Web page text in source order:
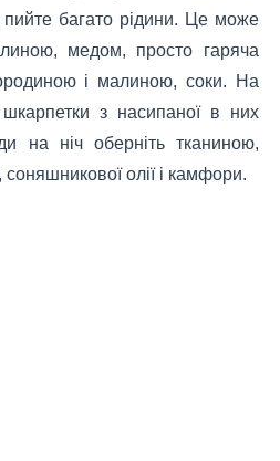
пийте багато рідини. Це може
медом, просто гаряча
і малиною, соки. На
шкарпетки з насипаної в них
на ніч оберніть тканиною,
олії і камфори.